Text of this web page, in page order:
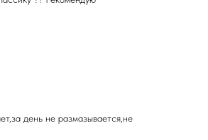
день не размазывается,не